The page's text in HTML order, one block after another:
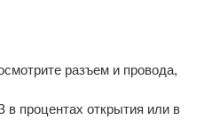
разъем и провода,
процентах открытия или в